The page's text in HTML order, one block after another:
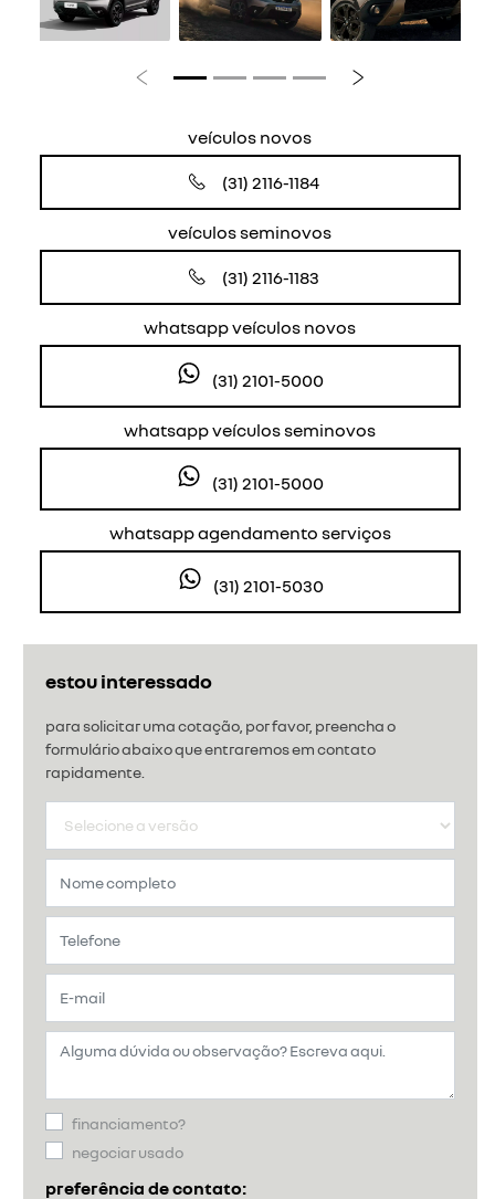
estou interessado
para solicitar uma cotação, por favor, preencha o
formulário abaixo que entraremos em contato
rapidamente.
financiamento?
negociar usado
preferência de contato:
Anterior Próximo
veículos novos
(31) 2116-1184
veículos seminovos
(31) 2116-1183
whatsapp veículos novos
(31) 2101-5000
whatsapp veículos seminovos
(31) 2101-5000
whatsapp agendamento serviços
(31) 2101-5030